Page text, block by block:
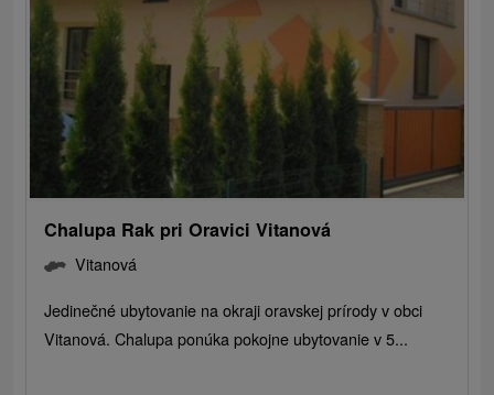
Chalupa Rak pri Oravici Vitanová
Vitanová
Jedinečné ubytovanie na okraji oravskej prírody v obci
Vitanová. Chalupa ponúka pokojne ubytovanie v 5...